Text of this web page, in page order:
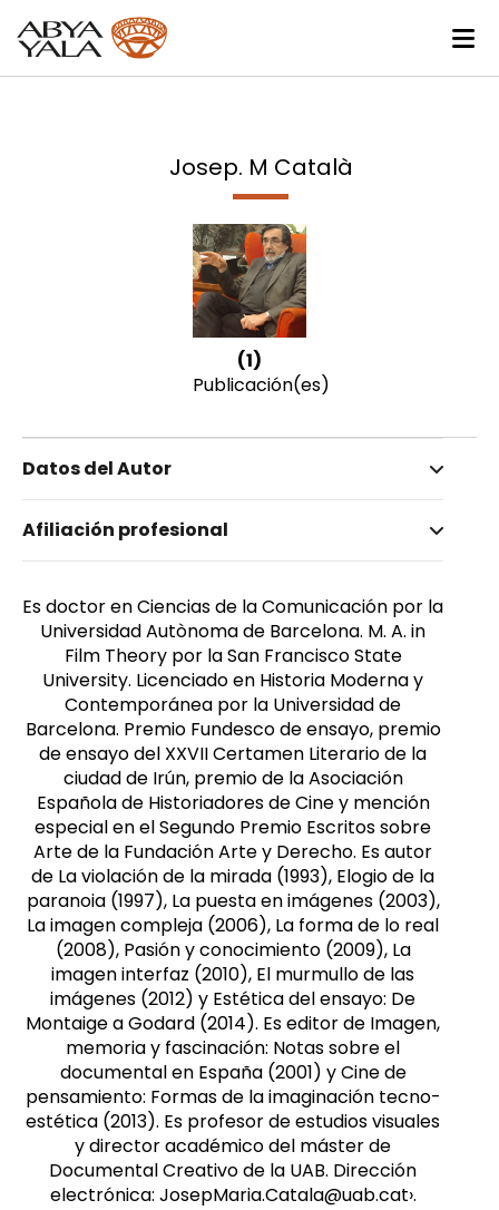
Josep. M Català
(1)
Publicación(es)
Datos del Autor
Català, Josep. M
Afiliación profesional
Es doctor en Ciencias de la Comunicación por la
Universidad Autònoma de Barcelona. M. A. in
Film Theory por la San Francisco State
University. Licenciado en Historia Moderna y
Contemporánea por la Universidad de
Barcelona. Premio Fundesco de ensayo, premio
de ensayo del XXVII Certamen Literario de la
ciudad de Irún, premio de la Asociación
Española de Historiadores de Cine y mención
especial en el Segundo Premio Escritos sobre
Arte de la Fundación Arte y Derecho. Es autor
de La violación de la mirada (1993), Elogio de la
paranoia (1997), La puesta en imágenes (2003),
La imagen compleja (2006), La forma de lo real
(2008), Pasión y conocimiento (2009), La
imagen interfaz (2010), El murmullo de las
imágenes (2012) y Estética del ensayo: De
Montaige a Godard (2014). Es editor de Imagen,
memoria y fascinación: Notas sobre el
documental en España (2001) y Cine de
pensamiento: Formas de la imaginación tecno-
estética (2013). Es profesor de estudios visuales
y director académico del máster de
Documental Creativo de la UAB. Dirección
electrónica: JosepMaria.Catala@uab.cat›.